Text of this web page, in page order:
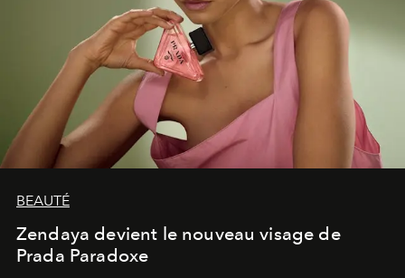
BEAUTÉ
Zendaya devient le nouveau visage de
Prada Paradoxe